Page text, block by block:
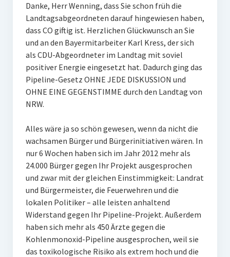
Danke, Herr Wenning, dass Sie schon früh die
Landtagsabgeordneten darauf hingewiesen haben,
dass CO giftig ist. Herzlichen Glückwunsch an Sie
und an den Bayermitarbeiter Karl Kress, der sich
als CDU-Abgeordneter im Landtag mit soviel
positiver Energie eingesetzt hat. Dadurch ging das
Pipeline-Gesetz OHNE JEDE DISKUSSION und
OHNE EINE GEGENSTIMME durch den Landtag von
NRW.
Alles wäre ja so schön gewesen, wenn da nicht die
wachsamen Bürger und Bürgerinitiativen wären. In
nur 6 Wochen haben sich im Jahr 2012 mehr als
24.000 Bürger gegen Ihr Projekt ausgesprochen
und zwar mit der gleichen Einstimmigkeit: Landrat
und Bürgermeister, die Feuerwehren und die
lokalen Politiker – alle leisten anhaltend
Widerstand gegen Ihr Pipeline-Projekt. Außerdem
haben sich mehr als 450 Ärzte gegen die
Kohlenmonoxid-Pipeline ausgesprochen, weil sie
das toxikologische Risiko als extrem hoch und die